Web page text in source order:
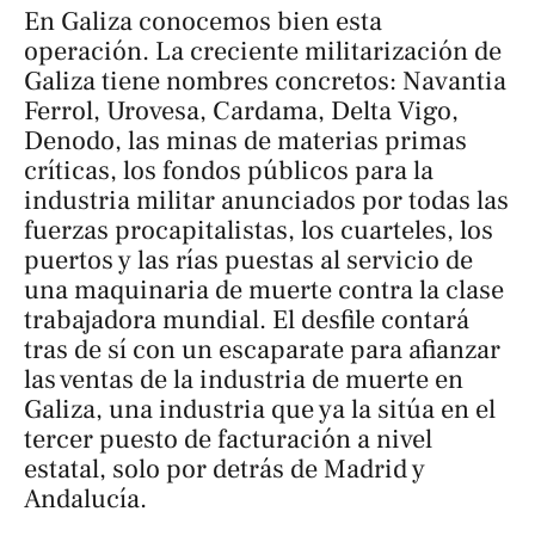
En Galiza conocemos bien esta
operación. La creciente militarización de
Galiza tiene nombres concretos: Navantia
Ferrol, Urovesa, Cardama, Delta Vigo,
Denodo, las minas de materias primas
críticas, los fondos públicos para la
industria militar anunciados por todas las
fuerzas procapitalistas, los cuarteles, los
puertos y las rías puestas al servicio de
una maquinaria de muerte contra la clase
trabajadora mundial. El desfile contará
tras de sí con un escaparate para afianzar
las ventas de la industria de muerte en
Galiza, una industria que ya la sitúa en el
tercer puesto de facturación a nivel
estatal, solo por detrás de Madrid y
Andalucía.